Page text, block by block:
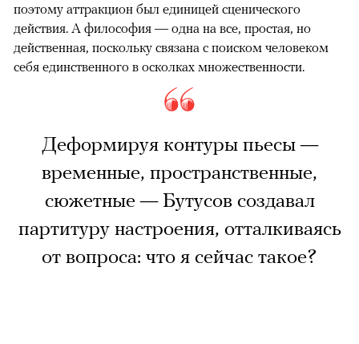
поэтому аттракцион был единицей сценического
действия. А философия — одна на все, простая, но
действенная, поскольку связана с поиском человеком
себя единственного в осколках множественности.
Деформируя контуры пьесы —
временные, пространственные,
сюжетные — Бутусов создавал
партитуру настроения, отталкиваясь
от вопроса: что я сейчас такое?